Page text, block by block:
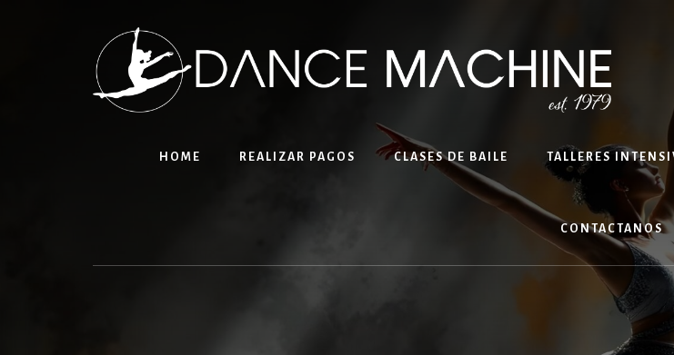
HOME REALIZAR PAGOS CLASES DE BAILE TALLERES
CONTACTANOS